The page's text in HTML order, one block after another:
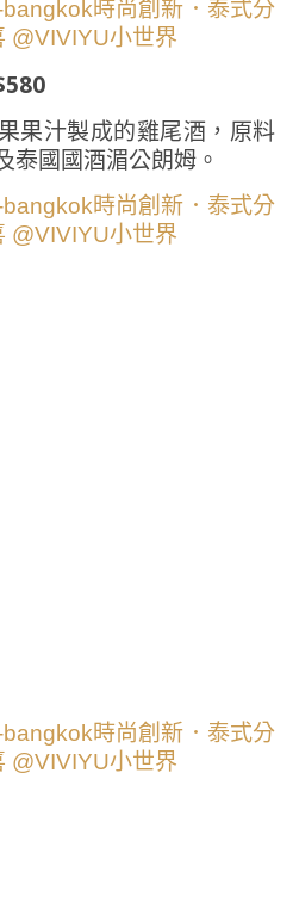
果汁製成的雞尾酒，原料
泰國國酒湄公朗姆。